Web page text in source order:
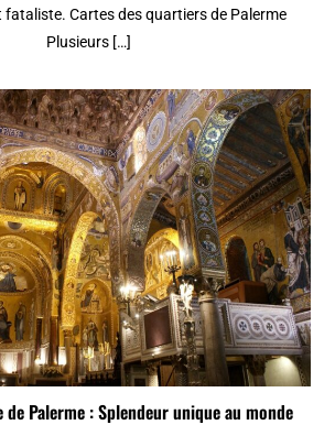
fataliste. Cartes des quartiers de Palerme
Plusieurs […]
de Palerme : Splendeur unique au monde